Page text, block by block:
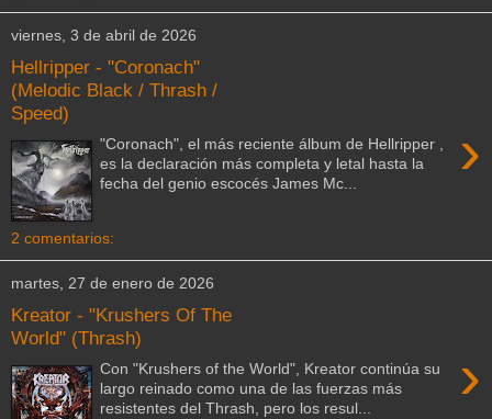
viernes, 3 de abril de 2026
Hellripper - "Coronach"
(Melodic Black / Thrash /
Speed)
›
"Coronach", el más reciente álbum de Hellripper ,
es la declaración más completa y letal hasta la
fecha del genio escocés James Mc...
2 comentarios:
martes, 27 de enero de 2026
Kreator - "Krushers Of The
World" (Thrash)
›
Con "Krushers of the World", Kreator continúa su
largo reinado como una de las fuerzas más
resistentes del Thrash, pero los resul...